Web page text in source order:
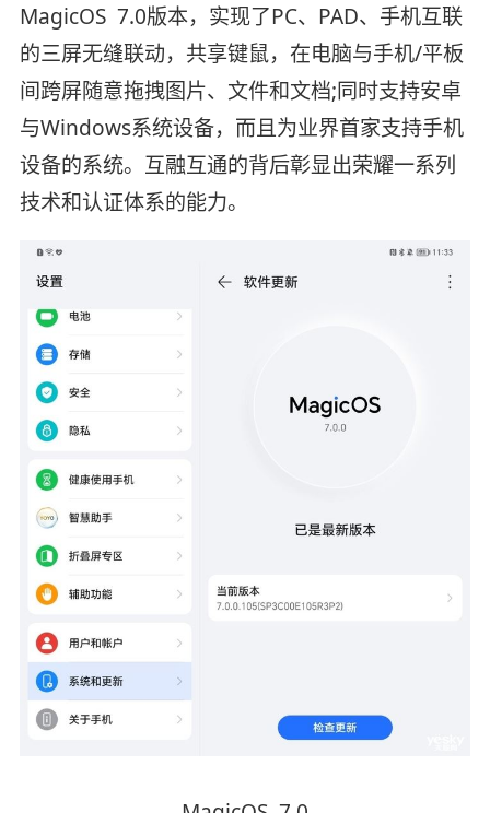
MagicOS 7.0版本，实现了PC、PAD、手机互联
的三屏无缝联动，共享键鼠，在电脑与手机/平板
间跨屏随意拖拽图片、文件和文档;同时支持安卓
与Windows系统设备，而且为业界首家支持手机
设备的系统。互融互通的背后彰显出荣耀一系列
技术和认证体系的能力。